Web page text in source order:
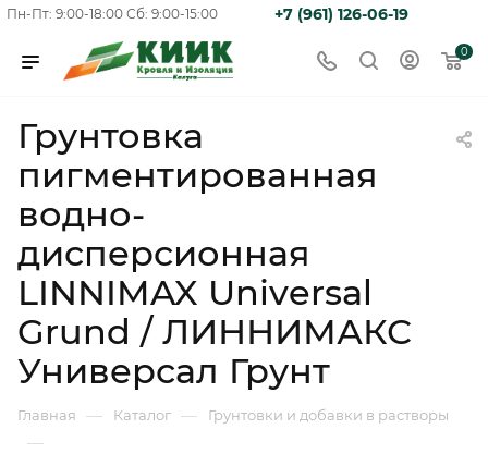
Пн-Пт: 9:00-18:00 Сб: 9:00-15:00 +7 (961) 126-06-19
0
Грунтовка
пигментированная
водно-
дисперсионная
LINNIMAX Universal
Grund / ЛИННИМАКС
Универсал Грунт
Главная — Каталог — Грунтовки и добавки в растворы
—